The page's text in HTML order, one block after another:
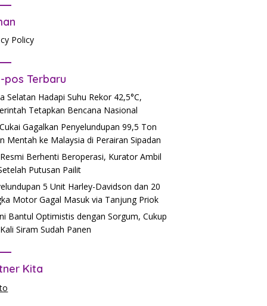
Policy
pos Terbaru
Selatan Hadapi Suhu Rekor 42,5°C,
Tetapkan Bencana Nasional
Gagalkan Penyelundupan 99,5 Ton
Mentah ke Malaysia di Perairan Sipadan
Berhenti Beroperasi, Kurator Ambil
Putusan Pailit
5 Unit Harley-Davidson dan 20
Motor Gagal Masuk via Tanjung Priok
Bantul Optimistis dengan Sorgum, Cukup
Siram Sudah Panen
Kita